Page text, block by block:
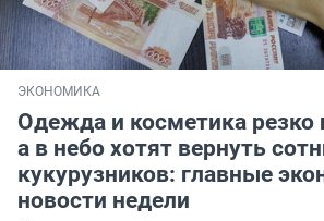
ЭКОНОМИКА
Одежда и косметика
а в небо хотят вернуть
кукурузников: главные
новости недели